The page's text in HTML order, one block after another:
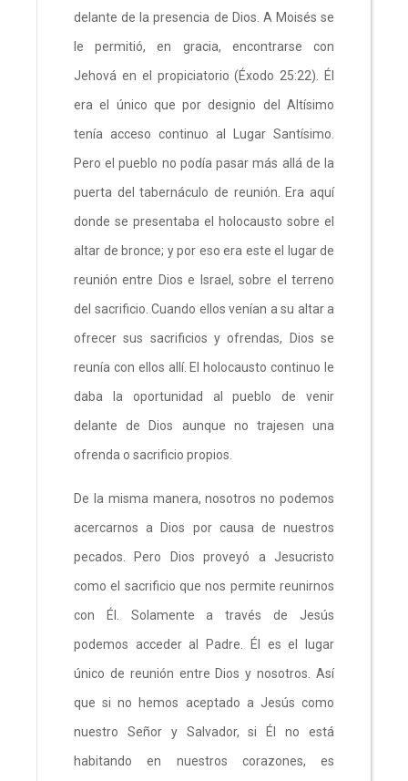
delante de la presencia de Dios. A Moisés se
le permitió, en gracia, encontrarse con
Jehová en el propiciatorio (Éxodo 25:22). Él
era el único que por designio del Altísimo
tenía acceso continuo al Lugar Santísimo.
Pero el pueblo no podía pasar más allá de la
puerta del tabernáculo de reunión. Era aquí
donde se presentaba el holocausto sobre el
altar de bronce; y por eso era este el lugar de
reunión entre Dios e Israel, sobre el terreno
del sacrificio. Cuando ellos venían a su altar a
ofrecer sus sacrificios y ofrendas, Dios se
reunía con ellos allí. El holocausto continuo le
daba la oportunidad al pueblo de venir
delante de Dios aunque no trajesen una
ofrenda o sacrificio propios.
De la misma manera, nosotros no podemos
acercarnos a Dios por causa de nuestros
pecados. Pero Dios proveyó a Jesucristo
como el sacrificio que nos permite reunirnos
con Él. Solamente a través de Jesús
podemos acceder al Padre. Él es el lugar
único de reunión entre Dios y nosotros. Así
que si no hemos aceptado a Jesús como
nuestro Señor y Salvador, si Él no está
habitando en nuestros corazones, es